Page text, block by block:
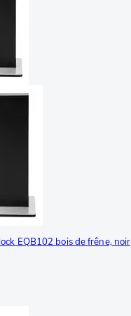
EQB102 bois de frêne, noir